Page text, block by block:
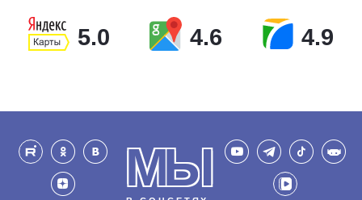
5.0 4.6 4.9
МЫ